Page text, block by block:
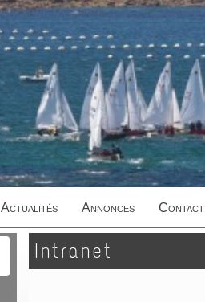
Actualités Annonces Contact
Intranet